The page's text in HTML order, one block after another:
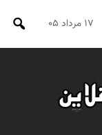
۱۷ مرداد ۰۵